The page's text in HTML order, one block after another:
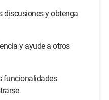
discusiones y obtenga
y ayude a otros
funcionalidades